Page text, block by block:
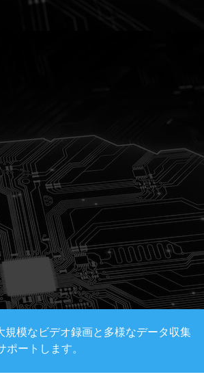
規模なビデオ録画と多様なデータ収集
ポートします。